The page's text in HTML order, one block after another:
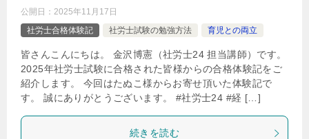
公開日： 2025年11月17日
社労士合格体験記
社労士試験の勉強方法 育児との両立
皆さんこんにちは。 金沢博憲（社労士24 担当講師）です。
2025年社労士試験に合格された皆様からの合格体験記をご
紹介します。 今回はたぬこ様からお寄せ頂いた体験記で
す。 誠にありがとうございます。 #社労士24 #経 […]
続きを読む